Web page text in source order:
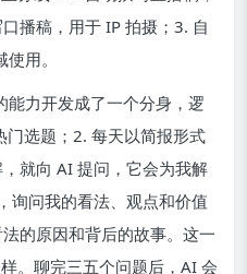
播稿，用于 IP 拍摄；3. 自
用。
能力开发成了一个分身，逻
选题；2. 每天以简报形式
就向 AI 提问，它会为我解
询问我的看法、观点和价值
的原因和背后的故事。这一
。聊完三五个问题后，AI 会